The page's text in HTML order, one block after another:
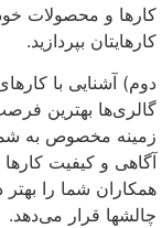
کارها و محصولات
کارهایتان بپردازید.
دوم) آشنایی با
گالری‌ها بهترین
زمینه مخصوص به شما
آگاهی و کیفیت کارها
همکاران شما را بهتر
چالشها قرار می‌دهد.